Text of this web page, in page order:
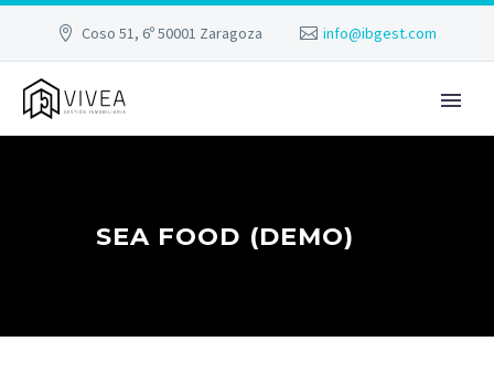
Coso 51, 6º 50001 Zaragoza info@ibgest.com
SEA FOOD (DEMO)